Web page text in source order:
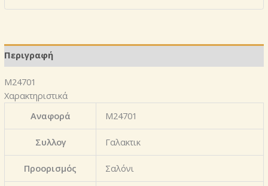
Περιγραφή
Μ24701
Χαρακτηριστικά
Αναφορά
Μ24701
Συλλογ Γαλακτικ
Προορισμός Σαλόνι